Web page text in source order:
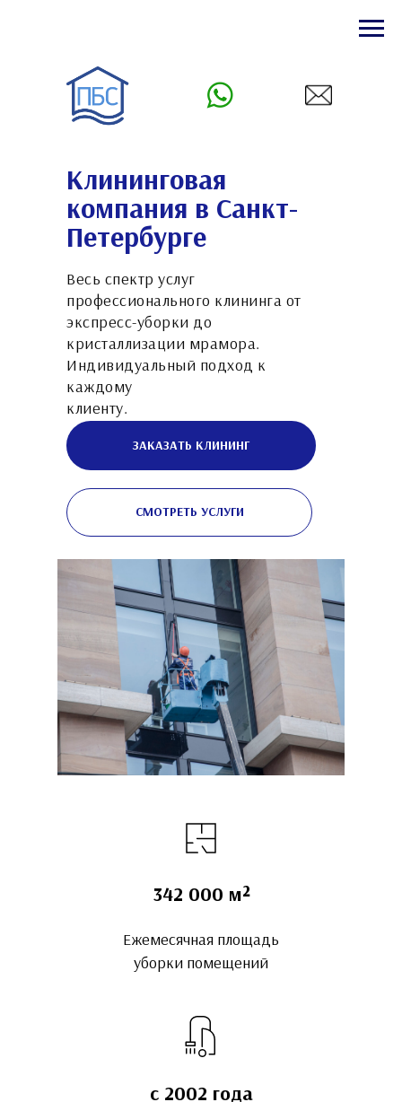
Клининговая
компания в Санкт-
Петербурге
Весь спектр услуг
профессионального клининга от
экспресс-уборки до
кристаллизации мрамора.
Индивидуальный подход к
каждому
клиенту.
ЗАКАЗАТЬ КЛИНИНГ
СМОТРЕТЬ УСЛУГИ
342 000 м²
Ежемесячная площадь
уборки помещений
с 2002 года